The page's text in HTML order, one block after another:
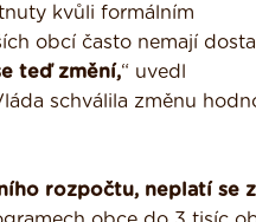
kvůli formálním
obcí často nemají
teď změní,“ uvedl
schválila změnu
rozpočtu, neplatí se